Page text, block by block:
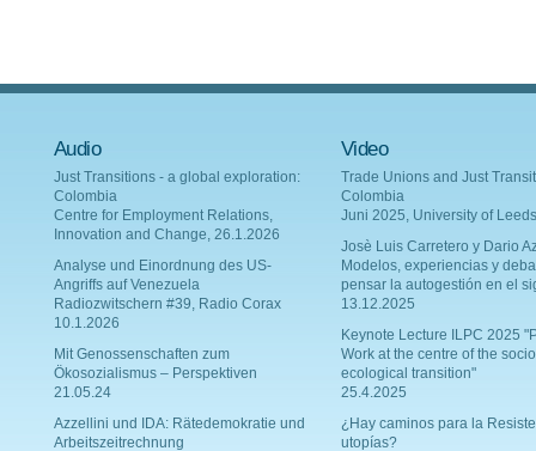
Audio
Just Transitions - a global exploration:
Colombia
Centre for Employment Relations,
Innovation and Change, 26.1.2026
Analyse und Einordnung des US-
Angriffs auf Venezuela
Radiozwitschern #39, Radio Corax
10.1.2026
Mit Genossenschaften zum
Ökosozialismus – Perspektiven
21.05.24
Azzellini und IDA: Rätedemokratie und
Arbeitszeitrechnung
Video
Trade Unions and Just
Colombia
Juni 2025, University of Leeds
Josè Luis Carretero y Dario
Modelos, experiencias y
pensar la autogestión en el
13.12.2025
Keynote Lecture ILPC 2025
Work at the centre of the
ecological transition"
25.4.2025
¿Hay caminos para la
utopías?